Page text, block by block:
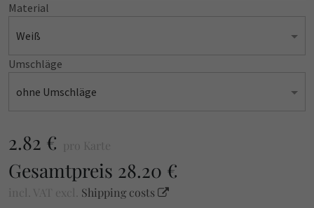
Material
Weiß
Umschläge
ohne Umschläge
2.82 € pro Karte
Gesamtpreis 28.20 €
incl. VAT excl. Shipping costs